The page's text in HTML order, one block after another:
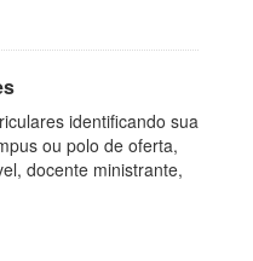
identificando sua
ou polo de oferta,
docente ministrante,